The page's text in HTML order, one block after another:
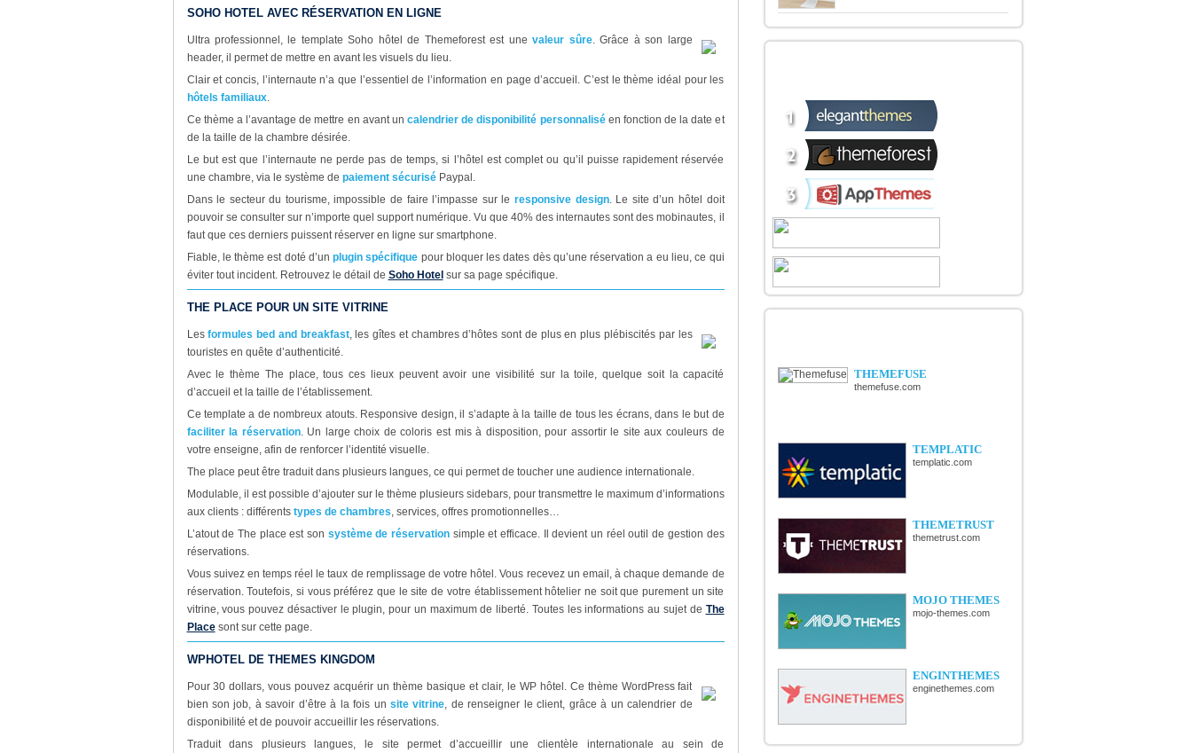
SOHO HOTEL AVEC RÉSERVATION EN LIGNE
Ultra professionnel, le template Soho hôtel de Themeforest est unevaleur sûre. Grâce à son large
header, il permet de mettre en avant les visuels du lieu.
Clair et concis, l’internaute n’a que l’essentiel de l’information en page d’accueil. C’est le thème idéal pour les
hôtels familiaux.
Ce thème a l’avantage de mettre en avant un calendrier de disponibilité personnaliséen fonction de la date et
de la taille de la chambre désirée.
Le but est que l’internaute ne perde pas de temps, si l’hôtel est complet ou qu’il puisse rapidement réservée
une chambre, via le système de paiement sécuriséPaypal.
Dans le secteur du tourisme, impossible de faire l’impasse sur le responsive design. Le site d’un hôtel doit
pouvoir se consulter sur n’importe quel support numérique. Vu que 40% des internautes sont des mobinautes, il
faut que ces derniers puissent réserver en ligne sur smartphone.
Fiable, le thème est doté d’unplugin spécifique pour bloquer les dates dès qu’une réservation a eu lieu, ce qui
éviter tout incident. Retrouvez le détail de Soho Hotel sur sa page spécifique.
THE PLACE POUR UN SITE VITRINE
Lesformules bed and breakfast, les gîtes et chambres d’hôtes sont de plus en plus plébiscités par les
touristes en quête d’authenticité.
Avec le thème The place, tous ces lieux peuvent avoir une visibilité sur la toile, quelque soit la capacité
d’accueil et la taille de l’établissement.
Ce template a de nombreux atouts. Responsive design, il s’adapte à la taille de tous les écrans, dans le but de
faciliter la réservation. Un large choix de coloris est mis à disposition, pour assortir le site aux couleurs de
votre enseigne, afin de renforcer l’identité visuelle.
The place peut être traduit dans plusieurs langues, ce qui permet de toucher une audience internationale.
Modulable, il est possible d’ajouter sur le thème plusieurs sidebars, pour transmettre le maximum d’informations
aux clients : différents types de chambres, services, offres promotionnelles…
L’atout de The place est son système de réservationsimple et efficace. Il devient un réel outil de gestion des
réservations.
Vous suivez en temps réel le taux de remplissage de votre hôtel. Vous recevez un email, à chaque demande de
réservation. Toutefois, si vous préférez que le site de votre établissement hôtelier ne soit que purement un site
vitrine, vous pouvez désactiver le plugin, pour un maximum de liberté. Toutes les informations au sujet de The
Placesont sur cette page.
WPHOTEL DE THEMES KINGDOM
Pour 30 dollars, vous pouvez acquérir un thème basique et clair, le WP hôtel. Ce thème WordPress fait
bien son job, à savoir d’être à la fois un site vitrine, de renseigner le client, grâce à un calendrier de
disponibilité et de pouvoir accueillir les réservations.
Traduit dans plusieurs langues, le site permet d’accueillir une clientèle internationale au sein de
THEMEFUSE
themefuse.com
TEMPLATIC
templatic.com
THEMETRUST
themetrust.com
MOJO THEMES
mojo-themes.com
ENGINTHEMES
enginethemes.com